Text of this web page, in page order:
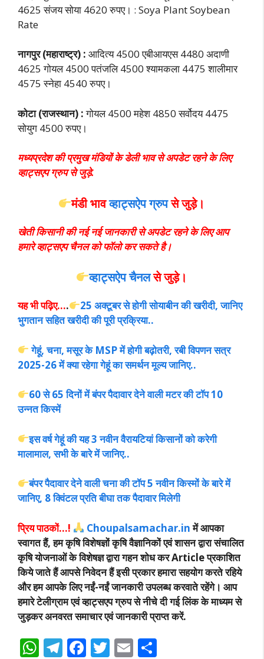
4625 संजय सोया 4620 रुपए। : Soya Plant Soybean
Rate
नागपुर (महाराष्ट्र) : आदित्य 4500 एबीआयएस 4480 अदाणी
4625 गोयल 4500 पतंजलि 4500 श्यामकला 4475 शालीमार
4575 स्नेहा 4540 रुपए।
कोटा (राजस्थान) :गोयल 4500 महेश 4850 सर्वोदय 4475
सोयुग 4500 रुपए।
मध्यप्रदेश की प्रमुख मंडियों के डेली भाव से अपडेट रहने के लिए
व्हाट्सएप ग्रुप से जुड़े.
मंडी भावव्हाट्सऐप ग्रुपसे जुड़े।
खेती किसानी की नई नई जानकारी से अपडेट रहने के लिए आप
हमारे व्हाट्सएप चैनल को फॉलो कर सकते है।
व्हाट्सऐप चैनलसे जुड़े।
यह भी पढ़िए….
25 अक्टूबर से होगी सोयाबीन की खरीदी, जानिए
भुगतान सहित खरीदी की पूरी प्रक्रिया..
गेहूं, चना, मसूर के MSP में होगी बढ़ोतरी, रबी विपणन सत्र
2025-26 में क्या रहेगा गेहूं का समर्थन मूल्य जानिए..
60 से 65 दिनों में बंपर पैदावार देने वाली मटर की टॉप 10
उन्नत किस्में
इस वर्ष गेहूं की यह 3 नवीन वैरायटियां किसानों को करेगी
मालामाल, सभी के बारे में जानिए..
बंपर पैदावार देने वाली चना की टॉप 5 नवीन किस्मों के बारे में
जानिए, 8 क्विंटल प्रति बीघा तक पैदावार मिलेगी
प्रिय पाठकों…! Choupalsamachar.inमें आपका
स्वागत हैं, हम कृषि विशेषज्ञों कृषि वैज्ञानिकों एवं शासन द्वारा संचालित
कृषि योजनाओं के विशेषज्ञ द्वारा गहन शोध कर Article प्रकाशित
किये जाते हैं आपसे निवेदन हैं इसी प्रकार हमारा सहयोग करते रहिये
और हम आपके लिए नईं-नईं जानकारी उपलब्ध करवाते रहेंगे। आप
हमारे टेलीग्राम एवं व्हाट्सएप ग्रुप से नीचे दी गई लिंक के माध्यम से
जुड़कर अनवरत समाचार एवं जानकारी प्राप्त करें.
W T F T E